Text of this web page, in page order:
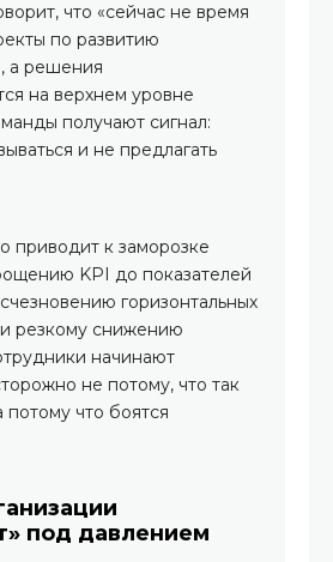
что «сейчас не время
по развитию
а решения
на верхнем уровне
получают сигнал:
и не предлагать
приводит к заморозке
KPI до показателей
горизонтальных
резкому снижению
начинают
не потому, что так
что боятся
под давлением